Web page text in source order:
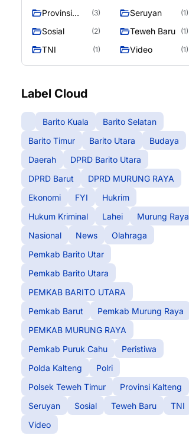
Provinsi
(3) Seruyan (1)
Sosial (2) Teweh Baru (1)
TNI (1) Video (1)
Label Cloud
Barito Kuala
Barito Selatan
Barito Timur
Barito Utara
Budaya
Daerah
DPRD Barito Utara
DPRD Barut
DPRD MURUNG RAYA
Ekonomi
FYI
Hukrim
Hukum Kriminal
Lahei
Murung Raya
Nasional
News
Olahraga
Pemkab Barito Utar
Pemkab Barito Utara
PEMKAB BARITO UTARA
Pemkab Barut
Pemkab Murung Raya
PEMKAB MURUNG RAYA
Pemkab Puruk Cahu
Peristiwa
Polda Kalteng
Polri
Polsek Teweh Timur
Provinsi Kalteng
Seruyan
Sosial Teweh Baru
TNI
Video